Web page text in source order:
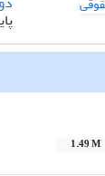
1.49 M